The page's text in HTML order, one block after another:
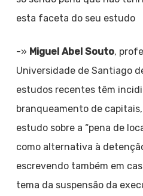
esta faceta do seu estudo
-» Miguel Abel Souto,
Universidade de Santiago
estudos recentes têm
branqueamento de
estudo sobre a “pena de
como alternativa à
escrevendo também em
tema da suspensão da